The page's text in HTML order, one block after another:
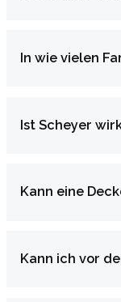
In wie vielen
Ist Scheyer
Kann eine
Kann ich vor